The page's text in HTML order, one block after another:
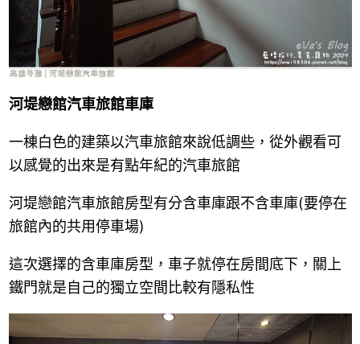
河堤戀館汽車旅館車庫
一棟白色的建築以汽車旅館來說低調些，從外觀看可
以感覺的出來是有點年紀的汽車旅館
河堤戀館汽車旅館房型有分含車庫跟不含車庫(要停在
旅館內的共用停車場)
這次選擇的含車庫房型，車子就停在房間底下，關上
鐵門就是自己的獨立空間比較有隱私性